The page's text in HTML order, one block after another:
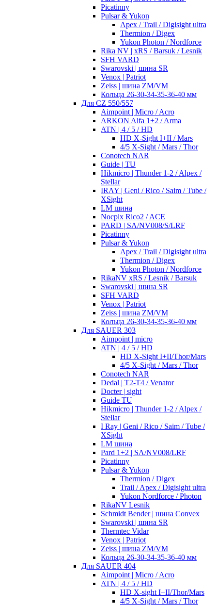
Picatinny
Pulsar & Yukon
Apex / Trail / Digisight ultra
Thermion / Digex
Yukon Photon / Nordforce
Rika NV | xRS / Barsuk / Lesnik
SFH VARD
Swarovski | шина SR
Venox | Patriot
Zeiss | шина ZM/VM
Кольца 26-30-34-35-36-40 мм
Для CZ 550/557
Aimpoint | Micro / Acro
ARKON Alfa 1+2 / Arma
ATN | 4 / 5 / HD
HD X-Sight I+II / Mars
4/5 X-Sight / Mars / Thor
Conotech NAR
Guide | TU
Hikmicro | Thunder 1-2 / Alpex /
Stellar
IRAY | Geni / Rico / Saim / Tube /
XSight
LM шина
Nocpix Rico2 / ACE
PARD | SA/NV008/S/LRF
Picatinny
Pulsar & Yukon
Apex / Trail / Digisight ultra
Thermion / Digex
Yukon Photon / Nordforce
RikaNV xRS / Lesnik / Barsuk
Swarovski | шина SR
SFH VARD
Venox | Patriot
Zeiss | шина ZM/VM
Кольца 26-30-34-35-36-40 мм
Для SAUER 303
Aimpoint | micro
ATN | 4 / 5 / HD
HD X-Sight I+II/Thor/Mars
4/5 X-Sight / Mars / Thor
Conotech NAR
Dedal | T2-T4 / Venator
Docter | sight
Guide TU
Hikmicro | Thunder 1-2 / Alpex /
Stellar
I Ray | Geni / Rico / Saim / Tube /
XSight
LM шина
Pard 1+2 | SA/NV008/LRF
Picatinny
Pulsar & Yukon
Thermion / Digex
Trail / Apex / Digisight ultra
Yukon Nordforce / Photon
RikaNV Lesnik
Schmidt Bender | шина Convex
Swarovski | шина SR
Thermtec Vidar
Venox | Patriot
Zeiss | шина ZM/VM
Кольца 26-30-34-35-36-40 мм
Для SAUER 404
Aimpoint | Micro / Acro
ATN | 4 / 5 / HD
HD X-sight I+II/Thor/Mars
4/5 X-Sight / Mars / Thor